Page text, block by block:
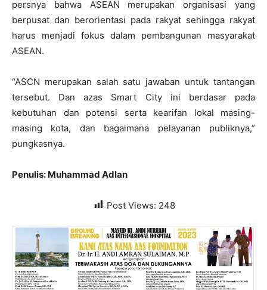
persnya bahwa ASEAN merupakan organisasi yang
berpusat dan berorientasi pada rakyat sehingga rakyat
harus menjadi fokus dalam pembangunan masyarakat
ASEAN.
“ASCN merupakan salah satu jawaban untuk tantangan
tersebut. Dan azas Smart City ini berdasar pada
kebutuhan dan potensi serta kearifan lokal masing-
masing kota, dan bagaimana pelayanan publiknya,”
pungkasnya.
Penulis: Muhammad Adlan
Post Views: 248